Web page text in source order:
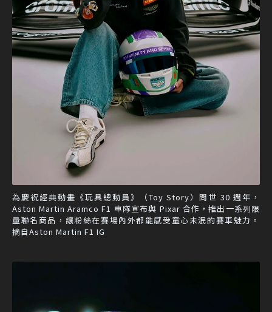
為慶祝經典動畫《玩具總動員》（Toy Story）問世 30 週年，
Aston Martin Aramco F1 車隊宣布與 Pixar 合作，推出一系列限
量聯名商品，讓粉絲在賽場內外都能感受童心未泯的賽車魅力。
摘自Aston Martin F1 IG